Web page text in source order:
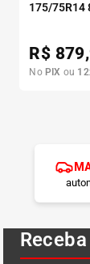
175/75R14
R$
No PIX ou 12